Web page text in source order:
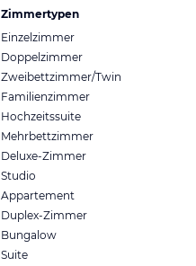
Zimmertypen
Einzelzimmer
Doppelzimmer
Zweibettzimmer/Twin
Familienzimmer
Hochzeitssuite
Mehrbettzimmer
Deluxe-Zimmer
Studio
Appartement
Duplex-Zimmer
Bungalow
Suite